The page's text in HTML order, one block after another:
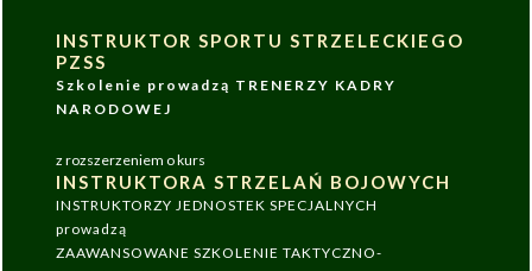
INSTRUKTOR SPORTU STRZELECKIEGO
PZSS
Szkolenie prowadzą TRENERZY KADRY
NARODOWEJ
z rozszerzeniem o kurs
INSTRUKTORA STRZELAŃ BOJOWYCH
INSTRUKTORZY JEDNOSTEK SPECJALNYCH
prowadzą
ZAAWANSOWANE SZKOLENIE TAKTYCZNO-